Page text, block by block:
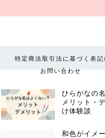
特定商法取引法に基づく表
お問い合わせ
ひらがなの
メリット・
け体験談
和色がイメ